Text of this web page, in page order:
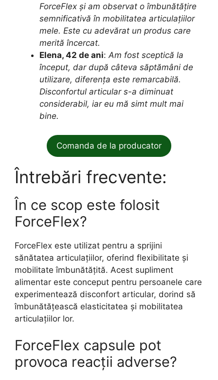
ForceFlex și am observat o îmbunătățire
semnificativă în mobilitatea articulațiilor
mele. Este cu adevărat un produs care
merită încercat.
Elena, 42 de ani:Am fost sceptică la
început, dar după câteva săptămâni de
utilizare, diferența este remarcabilă.
Disconfortul articular s-a diminuat
considerabil, iar eu mă simt mult mai
bine.
Comanda de la producator
Întrebări frecvente:
În ce scop este folosit
ForceFlex?
ForceFlex este utilizat pentru a sprijini
sănătatea articulațiilor, oferind flexibilitate și
mobilitate îmbunătățită. Acest supliment
alimentar este conceput pentru persoanele care
experimentează disconfort articular, dorind să
îmbunătățească elasticitatea și mobilitatea
articulațiilor lor.
ForceFlex capsule pot
provoca reacții adverse?